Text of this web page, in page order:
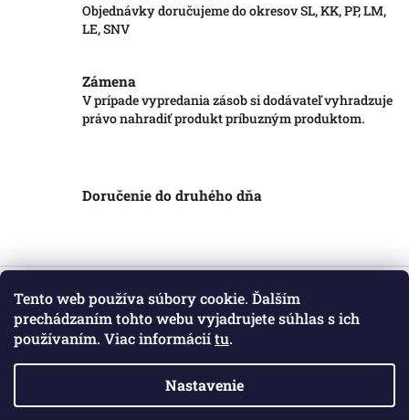
Tento web používa súbory cookie. Ďalším
prechádzaním tohto webu vyjadrujete súhlas s ich
používaním. Viac informáciítu.
Nastavenie
Objednávky doručujeme do okresov SL, KK, PP, LM,
LE, SNV
Zámena
V prípade vypredania zásob si dodávateľ vyhradzuje
právo nahradiť produkt príbuzným produktom.
Doručenie do druhého dňa
Z
Informácie pre vás
Obchodné podmienky